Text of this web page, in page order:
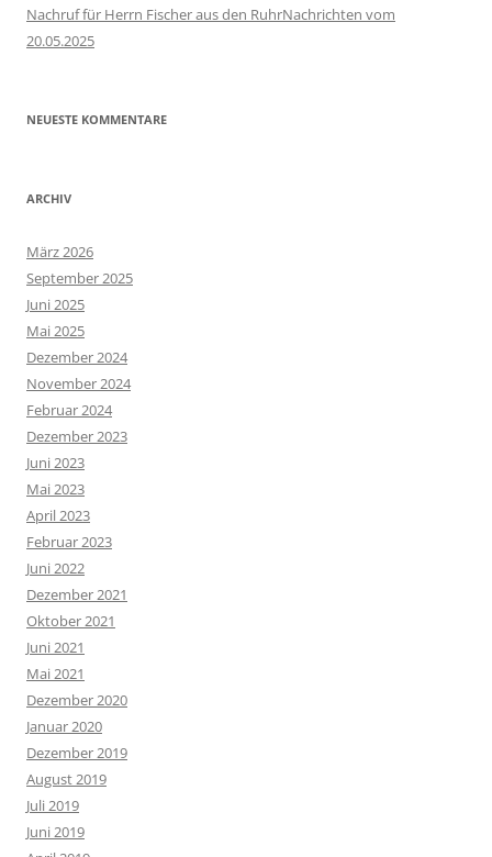
Nachruf für Herrn Fischer aus den RuhrNachrichten vom
20.05.2025
NEUESTE KOMMENTARE
ARCHIV
März 2026
September 2025
Juni 2025
Mai 2025
Dezember 2024
November 2024
Februar 2024
Dezember 2023
Juni 2023
Mai 2023
April 2023
Februar 2023
Juni 2022
Dezember 2021
Oktober 2021
Juni 2021
Mai 2021
Dezember 2020
Januar 2020
Dezember 2019
August 2019
Juli 2019
Juni 2019